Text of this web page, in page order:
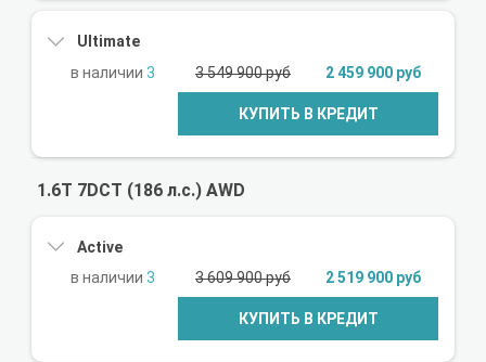
Ultimate
3
3 549 900 руб 2 459 900 руб
КУПИТЬ В КРЕДИТ
1.6T 7DCT (186 л.с.) AWD
Active
3
3 609 900 руб 2 519 900 руб
КУПИТЬ В КРЕДИТ